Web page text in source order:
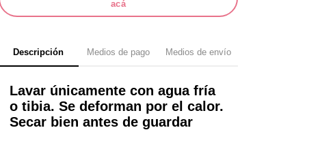
acá
Descripción Medios de pago Medios de envío
Lavar únicamente con agua fría
o tibia. Se deforman por el calor.
Secar bien antes de guardar